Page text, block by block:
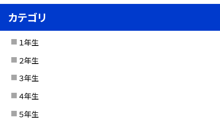
カテゴリ
１年生
２年生
３年生
４年生
５年生